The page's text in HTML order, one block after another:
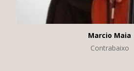
Marcio Maia
Contrabaixo